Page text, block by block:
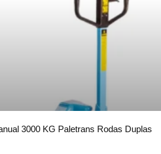
3000 KG Paletrans Rodas Duplas